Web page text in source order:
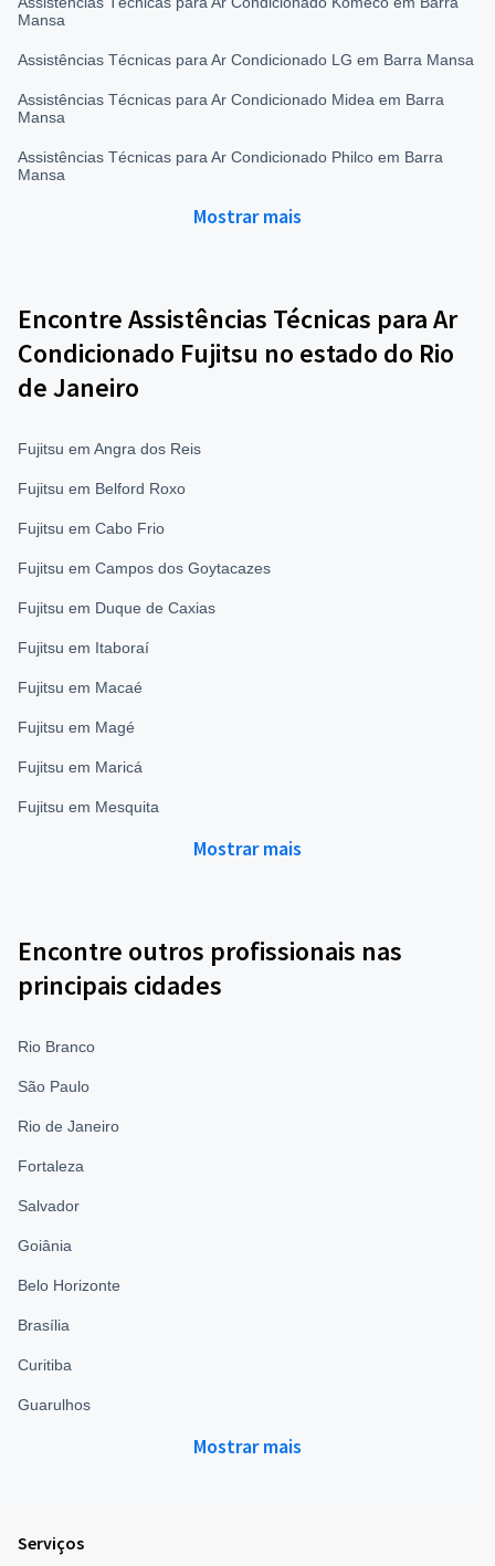
Mansa
Assistências Técnicas para Ar Condicionado LG em Barra Mansa
Assistências Técnicas para Ar Condicionado Midea em Barra
Mansa
Assistências Técnicas para Ar Condicionado Philco em Barra
Mansa
Mostrar mais
Encontre Assistências Técnicas para Ar
Condicionado Fujitsu no estado do Rio
de Janeiro
Fujitsu em Angra dos Reis
Fujitsu em Belford Roxo
Fujitsu em Cabo Frio
Fujitsu em Campos dos Goytacazes
Fujitsu em Duque de Caxias
Fujitsu em Itaboraí
Fujitsu em Macaé
Fujitsu em Magé
Fujitsu em Maricá
Fujitsu em Mesquita
Mostrar mais
Encontre outros profissionais nas
principais cidades
Rio Branco
São Paulo
Rio de Janeiro
Fortaleza
Salvador
Goiânia
Belo Horizonte
Brasília
Curitiba
Guarulhos
Mostrar mais
Serviços